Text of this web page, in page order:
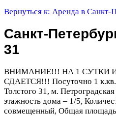
Вернуться к: Аренда в Санкт-
Санкт-
31
ВНИМАНИЕ!!! НА 1 СУТКИ
СДАЕТСЯ!!! Посуточно 1
Толстого 31, м.
этажность дома – 1/5,
совмещенный, Общая